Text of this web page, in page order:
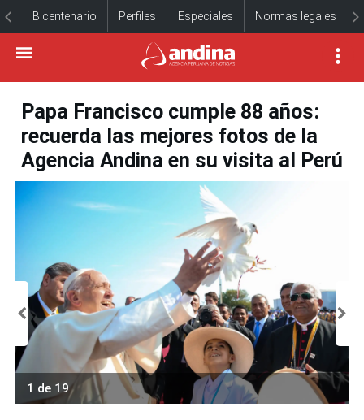
Bicentenario Perfiles Especiales Normas legales
Papa Francisco cumple 88 años:
recuerda las mejores fotos de la
Agencia Andina en su visita al Perú
1 de 19